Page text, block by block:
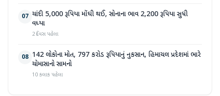
07 ચાંદી 5,000 રૂપિયા મોંઘી થઈ, સોનાના ભાવ 2,200 રૂપિયા સુધી
વધ્યા
2 દિવસ પહેલા
08 142 લોકોના મોત, 797 કરોડ રૂપિયાનું નુકસાન, હિમાચલ પ્રદેશમાં ભારે
ચોમાસાનો સામનો
10 કલાક પહેલા